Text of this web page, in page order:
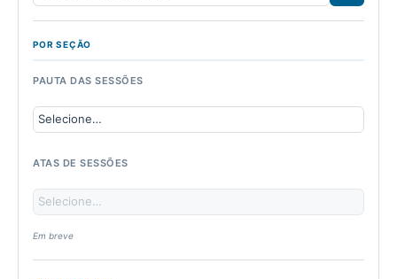
POR SEÇÃO
PAUTA DAS SESSÕES
ATAS DE SESSÕES
Em breve